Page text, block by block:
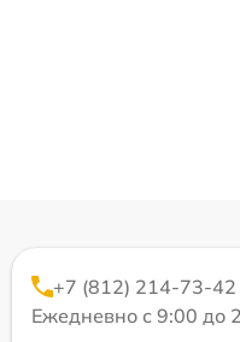
+7 (812) 214-73-42
Ежедневно с 9:00 до